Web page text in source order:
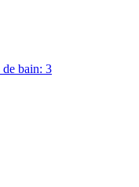
de bain: 3